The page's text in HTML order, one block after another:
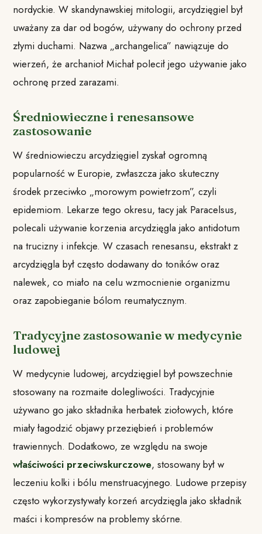
nordyckie. W skandynawskiej mitologii, arcydzięgiel był
uważany za dar od bogów, używany do ochrony przed
złymi duchami. Nazwa „archangelica” nawiązuje do
wierzeń, że archanioł Michał polecił jego używanie jako
ochronę przed zarazami.
Średniowieczne i renesansowe
zastosowanie
W średniowieczu arcydzięgiel zyskał ogromną
popularność w Europie, zwłaszcza jako skuteczny
środek przeciwko „morowym powietrzom”, czyli
epidemiom. Lekarze tego okresu, tacy jak Paracelsus,
polecali używanie korzenia arcydzięgla jako antidotum
na trucizny i infekcje. W czasach renesansu, ekstrakt z
arcydzięgla był często dodawany do toników oraz
nalewek, co miało na celu wzmocnienie organizmu
oraz zapobieganie bólom reumatycznym.
Tradycyjne zastosowanie w medycynie
ludowej
W medycynie ludowej, arcydzięgiel był powszechnie
stosowany na rozmaite dolegliwości. Tradycyjnie
używano go jako składnika herbatek ziołowych, które
miały łagodzić objawy przeziębień i problemów
trawiennych. Dodatkowo, ze względu na swoje
właściwości przeciwskurczowe, stosowany był w
leczeniu kolki i bólu menstruacyjnego. Ludowe przepisy
często wykorzystywały korzeń arcydzięgla jako składnik
maści i kompresów na problemy skórne.